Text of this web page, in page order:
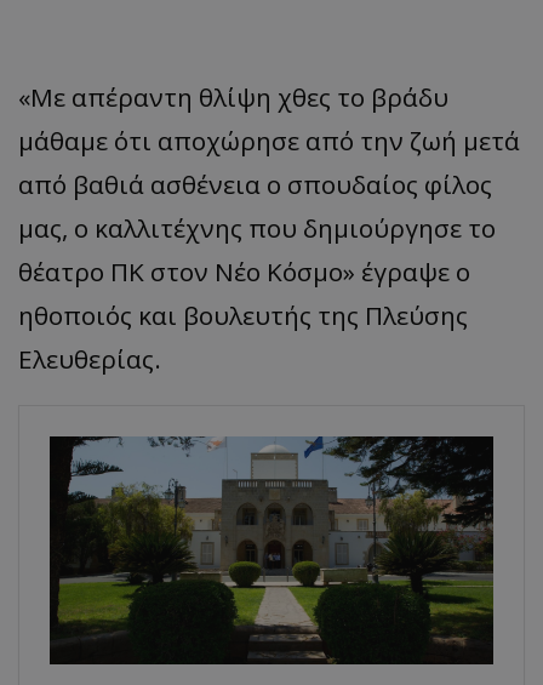
«Με απέραντη θλίψη χθες το βράδυ
μάθαμε ότι αποχώρησε από την ζωή μετά
από βαθιά ασθένεια ο σπουδαίος φίλος
μας, ο καλλιτέχνης που δημιούργησε το
θέατρο ΠΚ στον Νέο Κόσμο» έγραψε ο
ηθοποιός και βουλευτής της Πλεύσης
Ελευθερίας.